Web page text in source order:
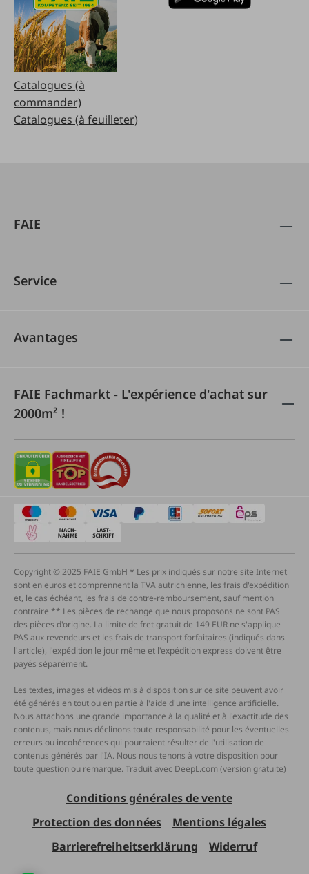
Catalogues (à
commander)
Catalogues (à feuilleter)
FAIE
Service
Avantages
FAIE Fachmarkt - L'expérience d'achat sur
2000m² !
Copyright © 2025 FAIE GmbH * Les prix indiqués sur notre site Internet
sont en euros et comprennent la TVA autrichienne, les frais d'expédition
et, le cas échéant, les frais de contre-remboursement, sauf mention
contraire ** Les pièces de rechange que nous proposons ne sont PAS
des pièces d'origine. La limite de fret gratuit de 149 EUR ne s'applique
PAS aux revendeurs et les frais de transport forfaitaires (indiqués dans
l'article), l'expédition le jour même et l'expédition express doivent être
payés séparément.
Les textes, images et vidéos mis à disposition sur ce site peuvent avoir
été générés en tout ou en partie à l'aide d'une intelligence artificielle.
Nous attachons une grande importance à la qualité et à l'exactitude des
contenus, mais nous déclinons toute responsabilité pour les éventuelles
erreurs ou incohérences qui pourraient résulter de l'utilisation de
contenus générés par l'IA. Nous nous tenons à votre disposition pour
toute question ou remarque. Traduit avec DeepL.com (version gratuite)
Conditions générales de vente
Protection des données
Mentions légales
Barrierefreiheitserklärung
Widerruf